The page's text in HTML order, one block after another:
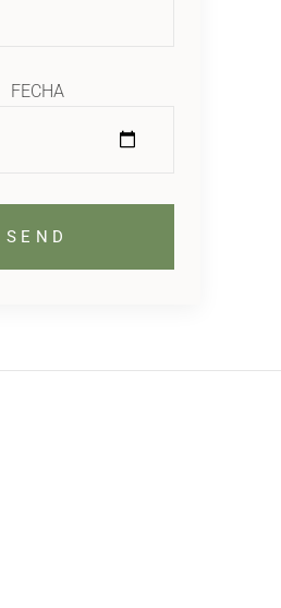
FECHA